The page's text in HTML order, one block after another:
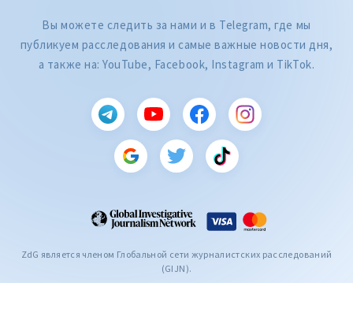
Вы можете следить за нами и в Telegram, где мы
публикуем расследования и самые важные новости дня,
а также на: YouTube, Facebook, Instagram и TikTok.
ZdG является членом Глобальной сети журналистских расследований
(GIJN).
CITEȘTE